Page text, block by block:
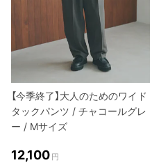
【今季終了】大人のためのワイド
タックパンツ / チャコールグレ
ー / Mサイズ
12,100 円